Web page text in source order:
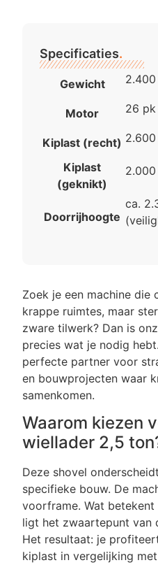
Zoek je een machine
krappe ruimtes, maar
zware tilwerk? Dan is
precies wat je nodig
perfecte partner voor
en bouwprojecten waar
samenkomen.
Waarom kiezen
wiellader 2,5
Deze shovel
specifieke bouw. De
voorframe. Wat
ligt het zwaartepunt van
Het resultaat: je
kiplast in vergelijking
Specificaties.
Gewicht
Motor 26 pk
Kiplast (recht)
Kiplast
(geknikt)
Doorrijhoogte
ca.